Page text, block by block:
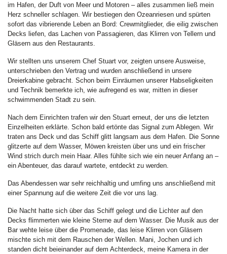
im Hafen, der Duft von Meer und Motoren – alles zusammen ließ mein
Herz schneller schlagen. Wir bestiegen den Ozeanriesen und spürten
sofort das vibrierende Leben an Bord: Crewmitglieder, die eilig zwischen
Decks liefen, das Lachen von Passagieren, das Klirren von Tellern und
Gläsern aus den Restaurants.
Wir stellten uns unserem Chef Stuart vor, zeigten unsere Ausweise,
unterschrieben den Vertrag und wurden anschließend in unsere
Dreierkabine gebracht. Schon beim Einräumen unserer Habseligkeiten
und Technik bemerkte ich, wie aufregend es war, mitten in dieser
schwimmenden Stadt zu sein.
Nach dem Einrichten trafen wir den Stuart erneut, der uns die letzten
Einzelheiten erklärte. Schon bald ertönte das Signal zum Ablegen. Wir
traten ans Deck und das Schiff glitt langsam aus dem Hafen. Die Sonne
glitzerte auf dem Wasser, Möwen kreisten über uns und ein frischer
Wind strich durch mein Haar. Alles fühlte sich wie ein neuer Anfang an –
ein Abenteuer, das darauf wartete, entdeckt zu werden.
Das Abendessen war sehr reichhaltig und umfing uns anschließend mit
einer Spannung auf die weitere Zeit die vor uns lag.
Die Nacht hatte sich über das Schiff gelegt und die Lichter auf den
Decks flimmerten wie kleine Sterne auf dem Wasser. Die Musik aus der
Bar wehte leise über die Promenade, das leise Klirren von Gläsern
mischte sich mit dem Rauschen der Wellen. Mani, Jochen und ich
standen dicht beieinander auf dem Achterdeck, meine Kamera in der